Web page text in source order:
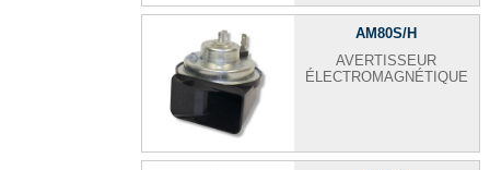
AM80S/H
AVERTISSEUR
ÉLECTROMAGNÉTIQUE